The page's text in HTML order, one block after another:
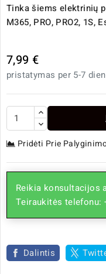
Tinka šiems elektrinių
M365, PRO, PRO2, 1S,
7,99 €
pristatymas per 5-7
Pridėti Prie
Reikia konsultacijos
Teiraukitės telefonu:
Dalintis